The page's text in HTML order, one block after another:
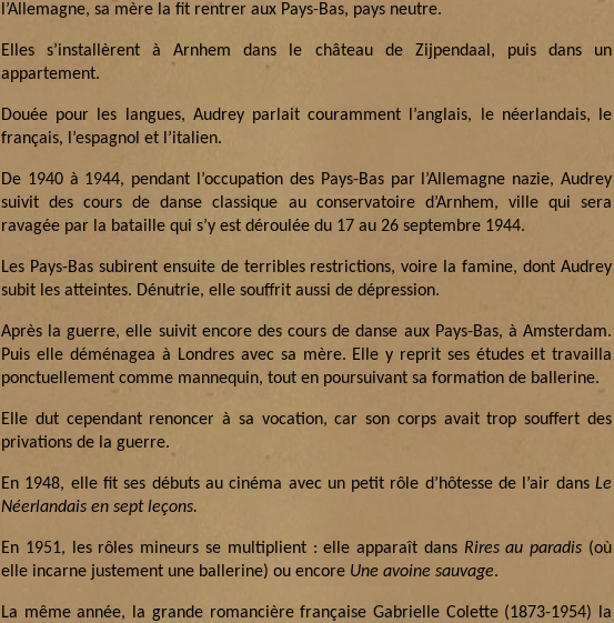
l’Allemagne, sa mère la fit rentrer aux Pays-Bas, pays neutre.
Elles s’installèrent à Arnhem dans le château de Zijpendaal, puis dans un
appartement.
Douée pour les langues, Audrey parlait couramment l’anglais, le néerlandais, le
français, l’espagnol et l’italien.
De 1940 à 1944, pendant l’occupation des Pays-Bas par l’Allemagne nazie, Audrey
suivit des cours de danse classique au conservatoire d’Arnhem, ville qui sera
ravagée par la bataille qui s’y est déroulée du 17 au 26 septembre 1944.
Les Pays-Bas subirent ensuite de terribles restrictions, voire la famine, dont Audrey
subit les atteintes. Dénutrie, elle souffrit aussi de dépression.
Après la guerre, elle suivit encore des cours de danse aux Pays-Bas, à Amsterdam.
Puis elle déménagea à Londres avec sa mère. Elle y reprit ses études et travailla
ponctuellement comme mannequin, tout en poursuivant sa formation de ballerine.
Elle dut cependant renoncer à sa vocation, car son corps avait trop souffert des
privations de la guerre.
En 1948, elle fit ses débuts au cinéma avec un petit rôle d’hôtesse de l’air dans Le
Néerlandais en sept leçons.
En 1951, les rôles mineurs se multiplient : elle apparaît dans Rires au paradis (où
elle incarne justement une ballerine) ou encore Une avoine sauvage.
La même année, la grande romancière française Gabrielle Colette (1873-1954) la